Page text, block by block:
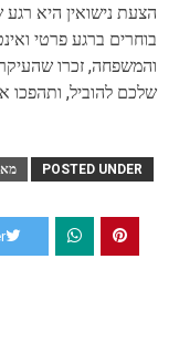
הצעת נישואין היא
בוחרים ברגע פרטי
והמשפחה, זכרו
שלכם להוביל, ותהפכו
POSTED UNDER